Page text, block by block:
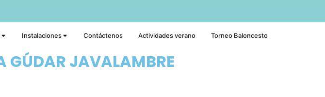
Instalaciones Contáctenos Actividades verano Torneo Baloncesto
GÚDAR JAVALAMBRE